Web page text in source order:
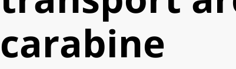
carabine